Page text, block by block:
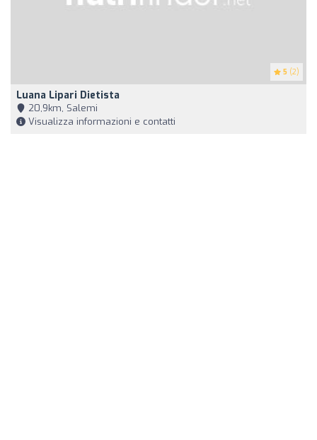
5 (2)
Luana Lipari Dietista
20,9km, Salemi
Visualizza informazioni e contatti